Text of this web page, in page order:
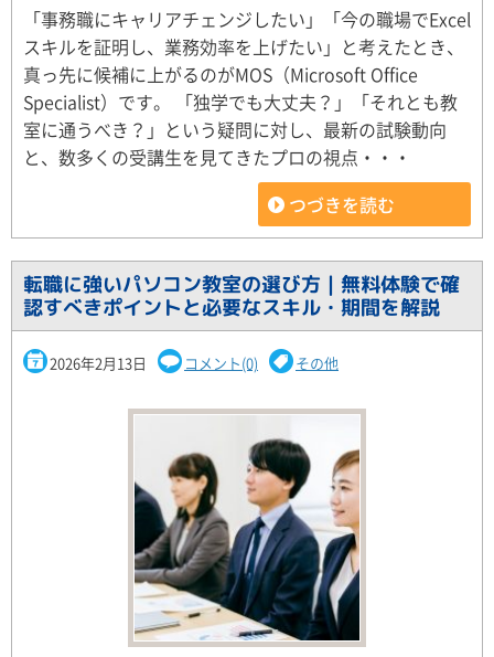
「事務職にキャリアチェンジしたい」「今の職場でExcel
スキルを証明し、業務効率を上げたい」と考えたとき、
真っ先に候補に上がるのがMOS（Microsoft Office
Specialist）です。 「独学でも大丈夫？」「それとも教
室に通うべき？」という疑問に対し、最新の試験動向
と、数多くの受講生を見てきたプロの視点・・・
つづきを読む
転職に強いパソコン教室の選び方｜無料体験で確
認すべきポイントと必要なスキル・期間を解説
2026年2月13日 コメント(0) その他